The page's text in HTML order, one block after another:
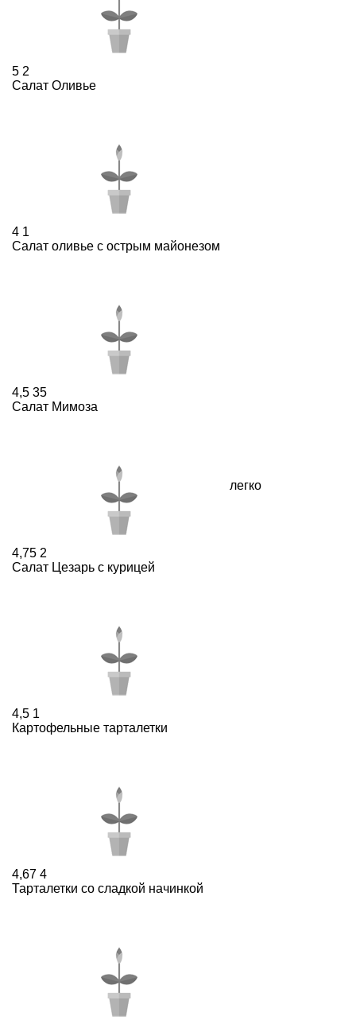
5 2
Салат Оливье
4 1
Салат оливье c острым майонезом
4,5 35
Салат Мимоза
легко
4,75 2
Салат Цезарь с курицей
4,5 1
Картофельные тарталетки
4,67 4
Тарталетки со сладкой начинкой